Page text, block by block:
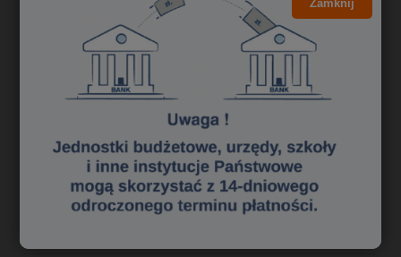
2,75 zł
do koszyka
« 1 2 3 »
Zamknij